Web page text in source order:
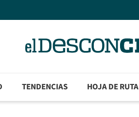
TENDENCIAS HOJA DE RUTA